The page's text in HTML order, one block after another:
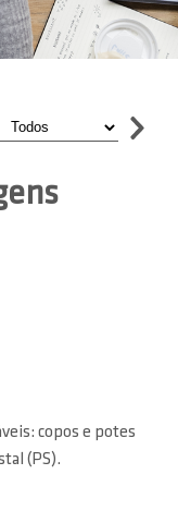
copos e potes
(PS).